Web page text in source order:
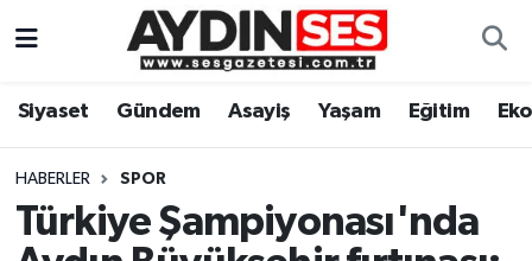
Siyaset Gündem Asayiş Yaşam Eğitim
HABERLER SPOR
Türkiye Şampiyonası'nda
Gündem
Siyaset
Aydın Hava Durumu
Aydin Namaz Vakitleri